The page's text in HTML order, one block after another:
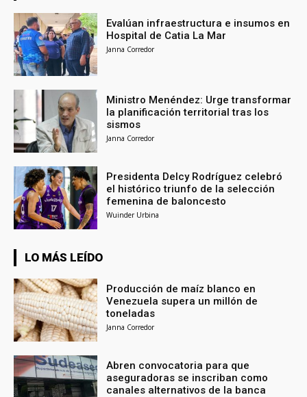
Evalúan infraestructura e insumos en
Hospital de Catia La Mar
Janna Corredor
Ministro Menéndez: Urge transformar
la planificación territorial tras los
sismos
Janna Corredor
Presidenta Delcy Rodríguez celebró
el histórico triunfo de la selección
femenina de baloncesto
Wuinder Urbina
LO MÁS LEÍDO
Producción de maíz blanco en
Venezuela supera un millón de
toneladas
Janna Corredor
Abren convocatoria para que
aseguradoras se inscriban como
canales alternativos de la banca